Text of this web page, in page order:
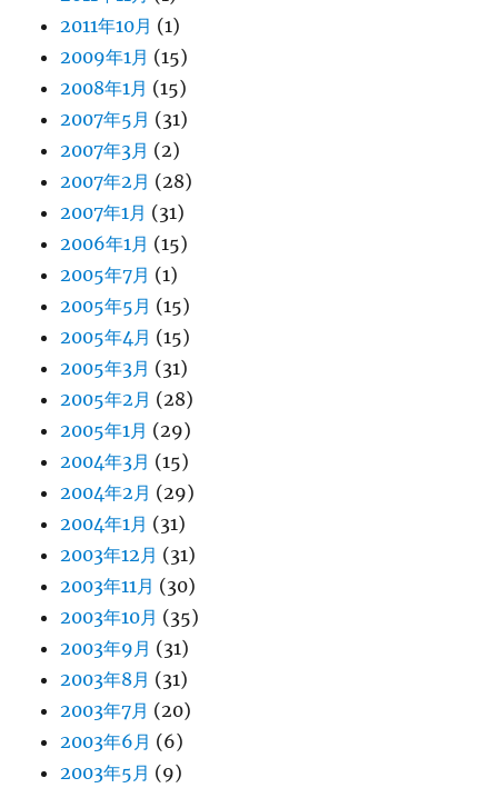
2011年10月 (1)
2009年1月 (15)
2008年1月 (15)
2007年5月 (31)
2007年3月 (2)
2007年2月 (28)
2007年1月 (31)
2006年1月 (15)
2005年7月 (1)
2005年5月 (15)
2005年4月 (15)
2005年3月 (31)
2005年2月 (28)
2005年1月 (29)
2004年3月 (15)
2004年2月 (29)
2004年1月 (31)
2003年12月 (31)
2003年11月 (30)
2003年10月 (35)
2003年9月 (31)
2003年8月 (31)
2003年7月 (20)
2003年6月 (6)
2003年5月 (9)